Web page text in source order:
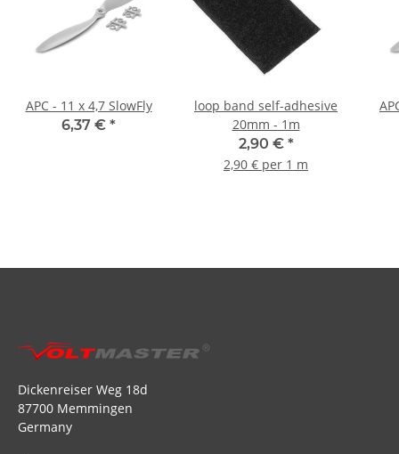
APC - 11 x 4,7 SlowFly
6,37 € *
loop band self-adhesive
20mm - 1m
2,90 € *
2,90 € per 1 m
Dickenreiser Weg 18d
87700 Memmingen
Germany